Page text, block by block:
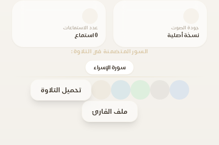
جودة الصوت
نسخة أصلية
عدد الاستماعات
0 استماع
السور المتضمنة في التلاوة:
سورة الإسراء
تحميل التلاوة
ملف القارئ